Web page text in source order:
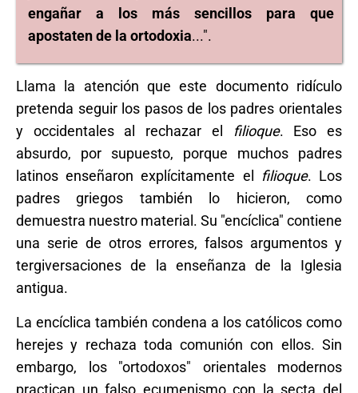
engañar a los más sencillos para que
apostaten de la ortodoxia...".
Llama la atención que este documento ridículo
pretenda seguir los pasos de los padres orientales
y occidentales al rechazar el
filioque. Eso es
absurdo, por supuesto, porque muchos padres
latinos enseñaron explícitamente el filioque. Los
padres griegos también lo hicieron, como
demuestra nuestro material. Su "encíclica" contiene
una serie de otros errores, falsos argumentos y
tergiversaciones de la enseñanza de la Iglesia
antigua.
La encíclica también condena a los católicos como
herejes y rechaza toda comunión con ellos. Sin
embargo, los "ortodoxos" orientales modernos
practican un falso ecumenismo con la secta del